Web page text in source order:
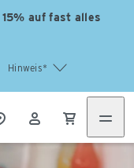
auf fast alles
Hinweis*